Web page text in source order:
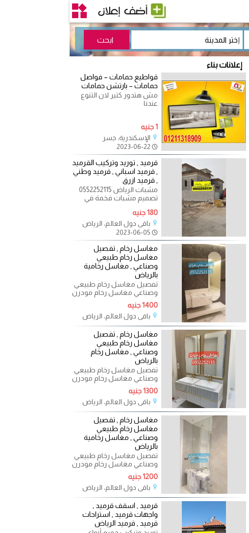
إعلانات بناء
قواطيع حمامات – فواصل
حمامات – بارتشن حمامات
مش هتدور كتير لان التنوع
عندنا
1 جنيه
الإسكندرية، جسر
2023-06-22
قرميد , توريد وتركيب القرميد
, قرميد اسباني , قرميد وطني
, قرميد ازرق
مشبات الرياض 0552252115
تصميم مشبات فخمة في
مشبات حديثة وتناسب جميع
180 جنيه
باقي دول العالم، الرياض
2023-06-05
مغاسل رخام , تفصيل
مغاسل رخام طبيعي
وصناعي , مغاسل رخامية
بالرياض
تفصيل مغاسل رخام طبيعي
وصناعي مغاسل رخام مودرن
, مغاسل رجال , مغاسل حريم
, مغاسل ضيوف تفصيل
1400 جنيه
باقي دول العالم، الرياض
2023-06-03
مغاسل رخام , تفصيل
مغاسل رخام طبيعي
وصناعي , مغاسل رخام
بالرياض
تفصيل مغاسل رخام طبيعي
وصناعي مغاسل رخام مودرن
, مغاسل رجال , مغاسل حريم
, مغاسل ضيوف تفصيل
1300 جنيه
باقي دول العالم، الرياض
2023-06-02
مغاسل رخام , تفصيل
مغاسل رخام طبيعي
وصناعي , مغاسل رخامية
بالرياض
تفصيل مغاسل رخام طبيعي
وصناعي مغاسل رخام مودرن
, مغاسل رجال , مغاسل حريم
, مغاسل ضيوف تفصيل
1200 جنيه
باقي دول العالم، الرياض
2023-05-12
قرميد , اسقف قرميد ,
واجهات قرميد , استراحات
قرميد , قرميد الرياض